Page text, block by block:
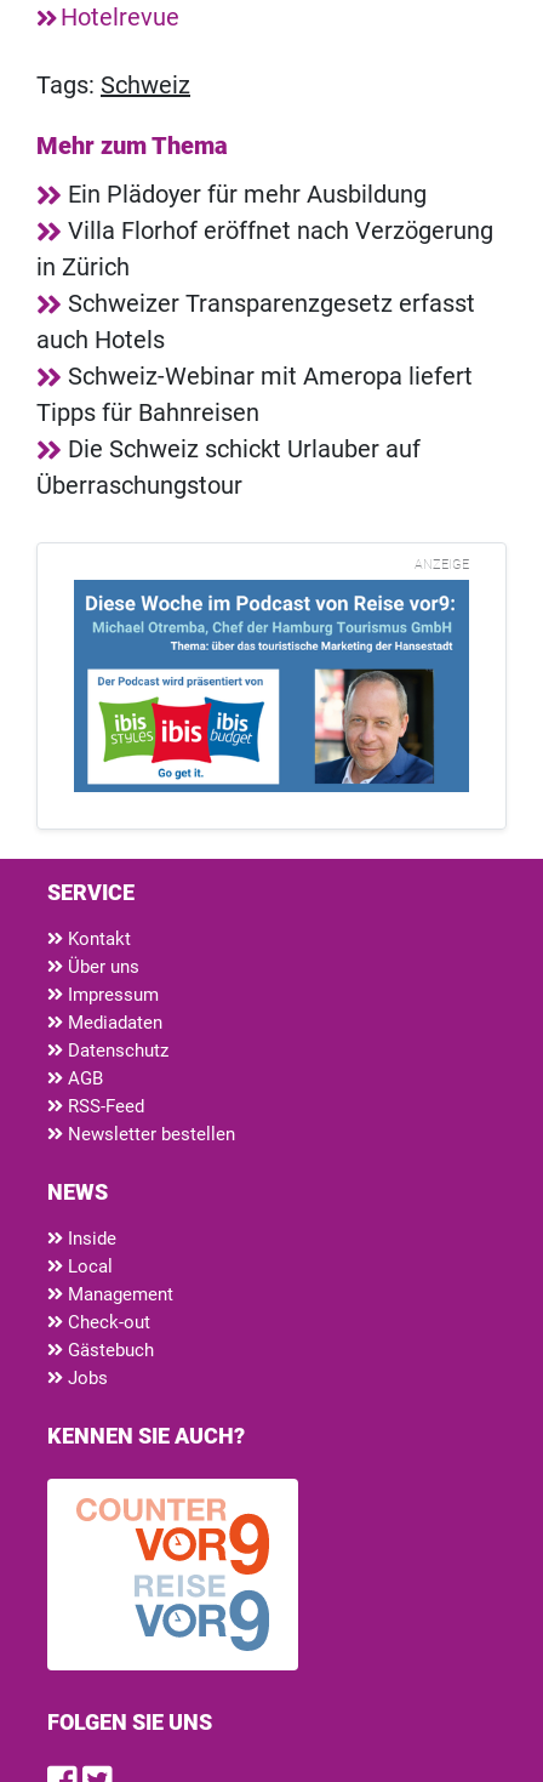
Hotelrevue
Tags: Schweiz
Mehr zum Thema
Ein Plädoyer für mehr Ausbildung
Villa Florhof eröffnet nach Verzögerung
in Zürich
Schweizer Transparenzgesetz erfasst
auch Hotels
Schweiz-Webinar mit Ameropa liefert
Tipps für Bahnreisen
Die Schweiz schickt Urlauber auf
Überraschungstour
ANZEIGE
SERVICE
Kontakt
Über uns
Impressum
Mediadaten
Datenschutz
AGB
RSS-Feed
Newsletter bestellen
NEWS
Inside
Local
Management
Check-out
Gästebuch
Jobs
KENNEN SIE AUCH?
FOLGEN SIE UNS